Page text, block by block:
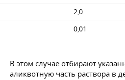
2,0
0,01
В этом случае отбирают
аликвотную часть раствора в